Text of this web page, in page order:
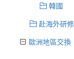
韓國
赴海外研
歐洲地區交換